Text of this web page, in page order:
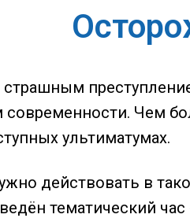
страшным
современности. Чем
ультиматумах.
действовать в
тематический